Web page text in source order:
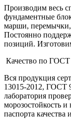
Производим весь
фундаментные
марши,
Постоянно
позиций.
Качество по ГОСТ
Вся продукция
13015-2012, ГОСТ
лаборатория
морозостойкость
паспорта качества